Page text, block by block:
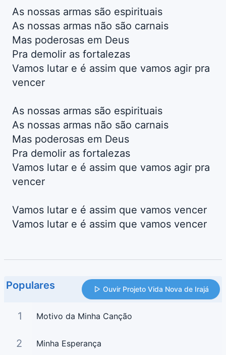
As nossas armas são espirituais
As nossas armas não são carnais
Mas poderosas em Deus
Pra demolir as fortalezas
Vamos lutar e é assim que vamos agir pra
vencer
As nossas armas são espirituais
As nossas armas não são carnais
Mas poderosas em Deus
Pra demolir as fortalezas
Vamos lutar e é assim que vamos agir pra
vencer
Vamos lutar e é assim que vamos vencer
Vamos lutar e é assim que vamos vencer
Populares Ouvir Projeto Vida Nova de Irajá
1 Motivo da Minha Canção
2 Minha Esperança